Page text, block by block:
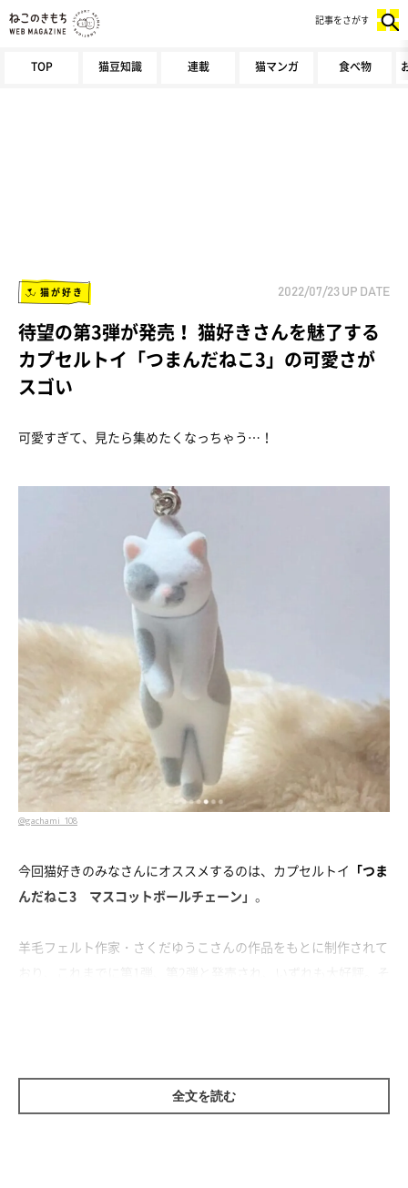
TOP 猫豆知識 連載 猫マンガ 食べ物
記事をさがす
猫が好き 2022/07/23 UP DATE
待望の第3弾が発売！ 猫好きさんを魅了する
カプセルトイ「つまんだねこ3」の可愛さが
スゴい
可愛すぎて、見たら集めたくなっちゃう…！
@gachami_108
今回猫好きのみなさんにオススメするのは、カプセルトイ 「つま
んだねこ3 マスコットボールチェーン」 。
羊毛フェルト作家・さくだゆうこさんの作品をもとに制作されて
全文を読む